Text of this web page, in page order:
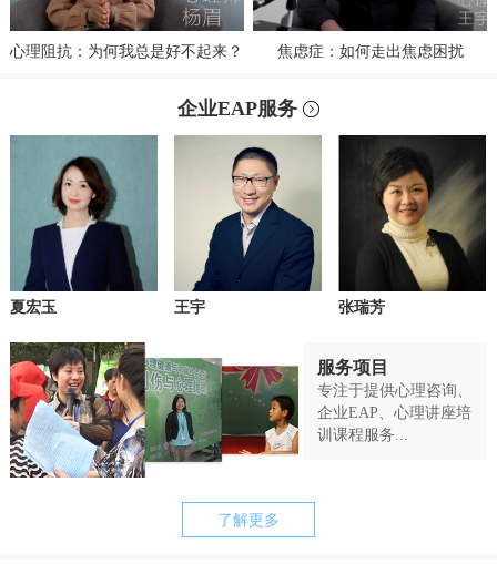
心理阻抗：为何我总是好不起来？ 焦虑症：如何走出焦虑困扰
企业EAP服务
夏宏玉 王宇 张瑞芳
服务项目
专注于提供心理咨询、
企业EAP、心理讲座培
训课程服务...
了解更多